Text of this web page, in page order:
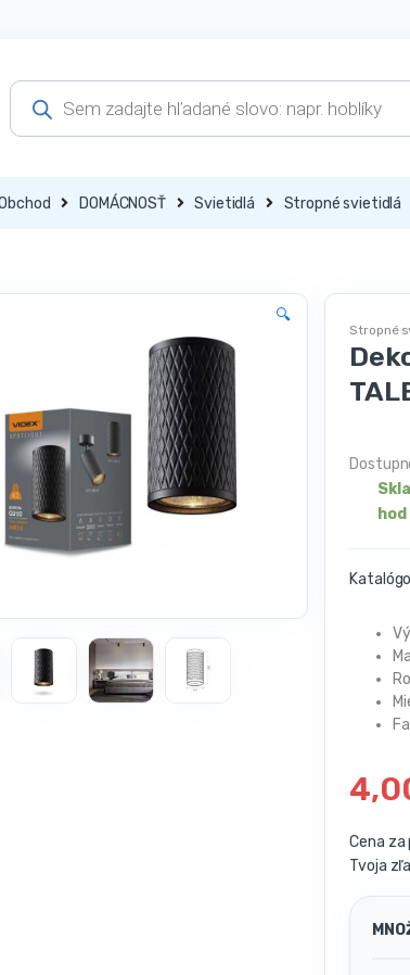
Products
search
DOMÁCNOSŤ Svietidlá Stropné svietidlá
🔍
Stropné
hod
Cena
Tvoja